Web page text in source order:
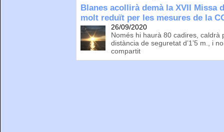
Blanes acollirà demà la XVII Missa
molt reduït per les mesures de la
26/09/2020
Només hi haurà 80 cadires,
distància de seguretat d’1’5 m., i
compartit